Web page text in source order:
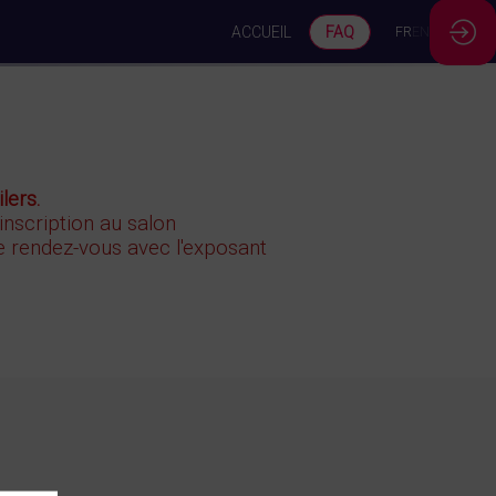
ACCUEIL FAQ FR
au salon
rendez-vous avec l'exposant